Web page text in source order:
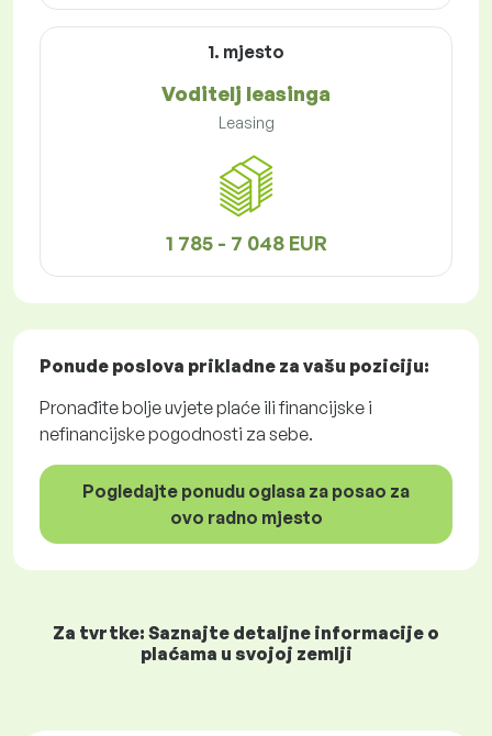
1. mjesto
Voditelj leasinga
Leasing
1 785 - 7 048 EUR
Ponude poslova prikladne za vašu poziciju:
Pronađite bolje uvjete plaće ili financijske i
nefinancijske pogodnosti za sebe.
Pogledajte ponudu oglasa za posao za
ovo radno mjesto
Za tvrtke: Saznajte detaljne informacije o
plaćama u svojoj zemlji